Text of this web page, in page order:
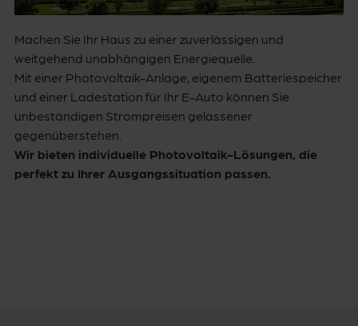
Machen Sie Ihr Haus zu einer zuverlässigen und
weitgehend unabhängigen Energiequelle.
Mit einer Photovoltaik-Anlage, eigenem Batteriespeicher
und einer Ladestation für Ihr E-Auto können Sie
unbeständigen Strompreisen gelassener
gegenüberstehen.
Wir bieten individuelle Photovoltaik-Lösungen, die
perfekt zu Ihrer Ausgangssituation passen.